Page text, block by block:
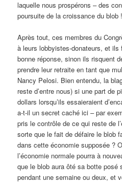
laquelle nous prospérons – des
poursuite de la croissance du blob !
Après tout, ces membres du
à leurs lobbyistes-donateurs, et
bonne réponse, sinon ils risquent
prendre leur retraite en tant que
Nancy Pelosi. Bien entendu, la
reste d’entre nous) si une part de
dollars lorsqu’ils essaieraient
a-t-il un secret caché ici – par
pris le contrôle de ce qui reste de
sorte que le fait de défaire le blob
dans cette économie supposée ?
l’économie normale pourra à
que le blob aura ôté sa botte
pendant une semaine ou deux, et